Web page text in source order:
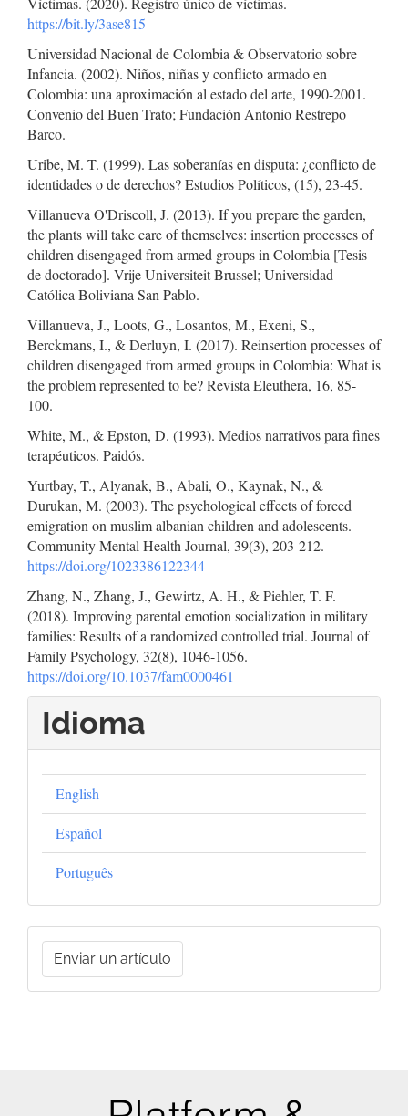
https://bit.ly/3ase815
Universidad Nacional de Colombia & Observatorio sobre
Infancia. (2002). Niños, niñas y conflicto armado en
Colombia: una aproximación al estado del arte, 1990-2001.
Convenio del Buen Trato; Fundación Antonio Restrepo
Barco.
Uribe, M. T. (1999). Las soberanías en disputa: ¿conflicto de
identidades o de derechos? Estudios Políticos, (15), 23-45.
Villanueva O'Driscoll, J. (2013). If you prepare the garden,
the plants will take care of themselves: insertion processes of
children disengaged from armed groups in Colombia [Tesis
de doctorado]. Vrije Universiteit Brussel; Universidad
Católica Boliviana San Pablo.
Villanueva, J., Loots, G., Losantos, M., Exeni, S.,
Berckmans, I., & Derluyn, I. (2017). Reinsertion processes of
children disengaged from armed groups in Colombia: What is
the problem represented to be? Revista Eleuthera, 16, 85-
100.
White, M., & Epston, D. (1993). Medios narrativos para fines
terapéuticos. Paidós.
Yurtbay, T., Alyanak, B., Abali, O., Kaynak, N., &
Durukan, M. (2003). The psychological effects of forced
emigration on muslim albanian children and adolescents.
Community Mental Health Journal, 39(3), 203-212.
https://doi.org/1023386122344
Zhang, N., Zhang, J., Gewirtz, A. H., & Piehler, T. F.
(2018). Improving parental emotion socialization in military
families: Results of a randomized controlled trial. Journal of
Family Psychology, 32(8), 1046-1056.
https://doi.org/10.1037/fam0000461
Idioma
English
Español
Português
Enviar
unEnviar un artículo